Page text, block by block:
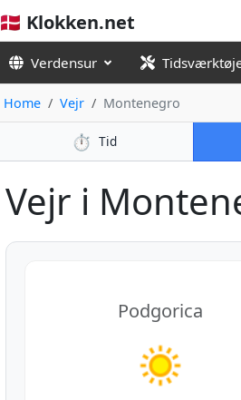
🇩🇰 Klokken.net
Verdensur
Home Vejr Montenegro
⏱️ Tid
Vejr i
Podgorica